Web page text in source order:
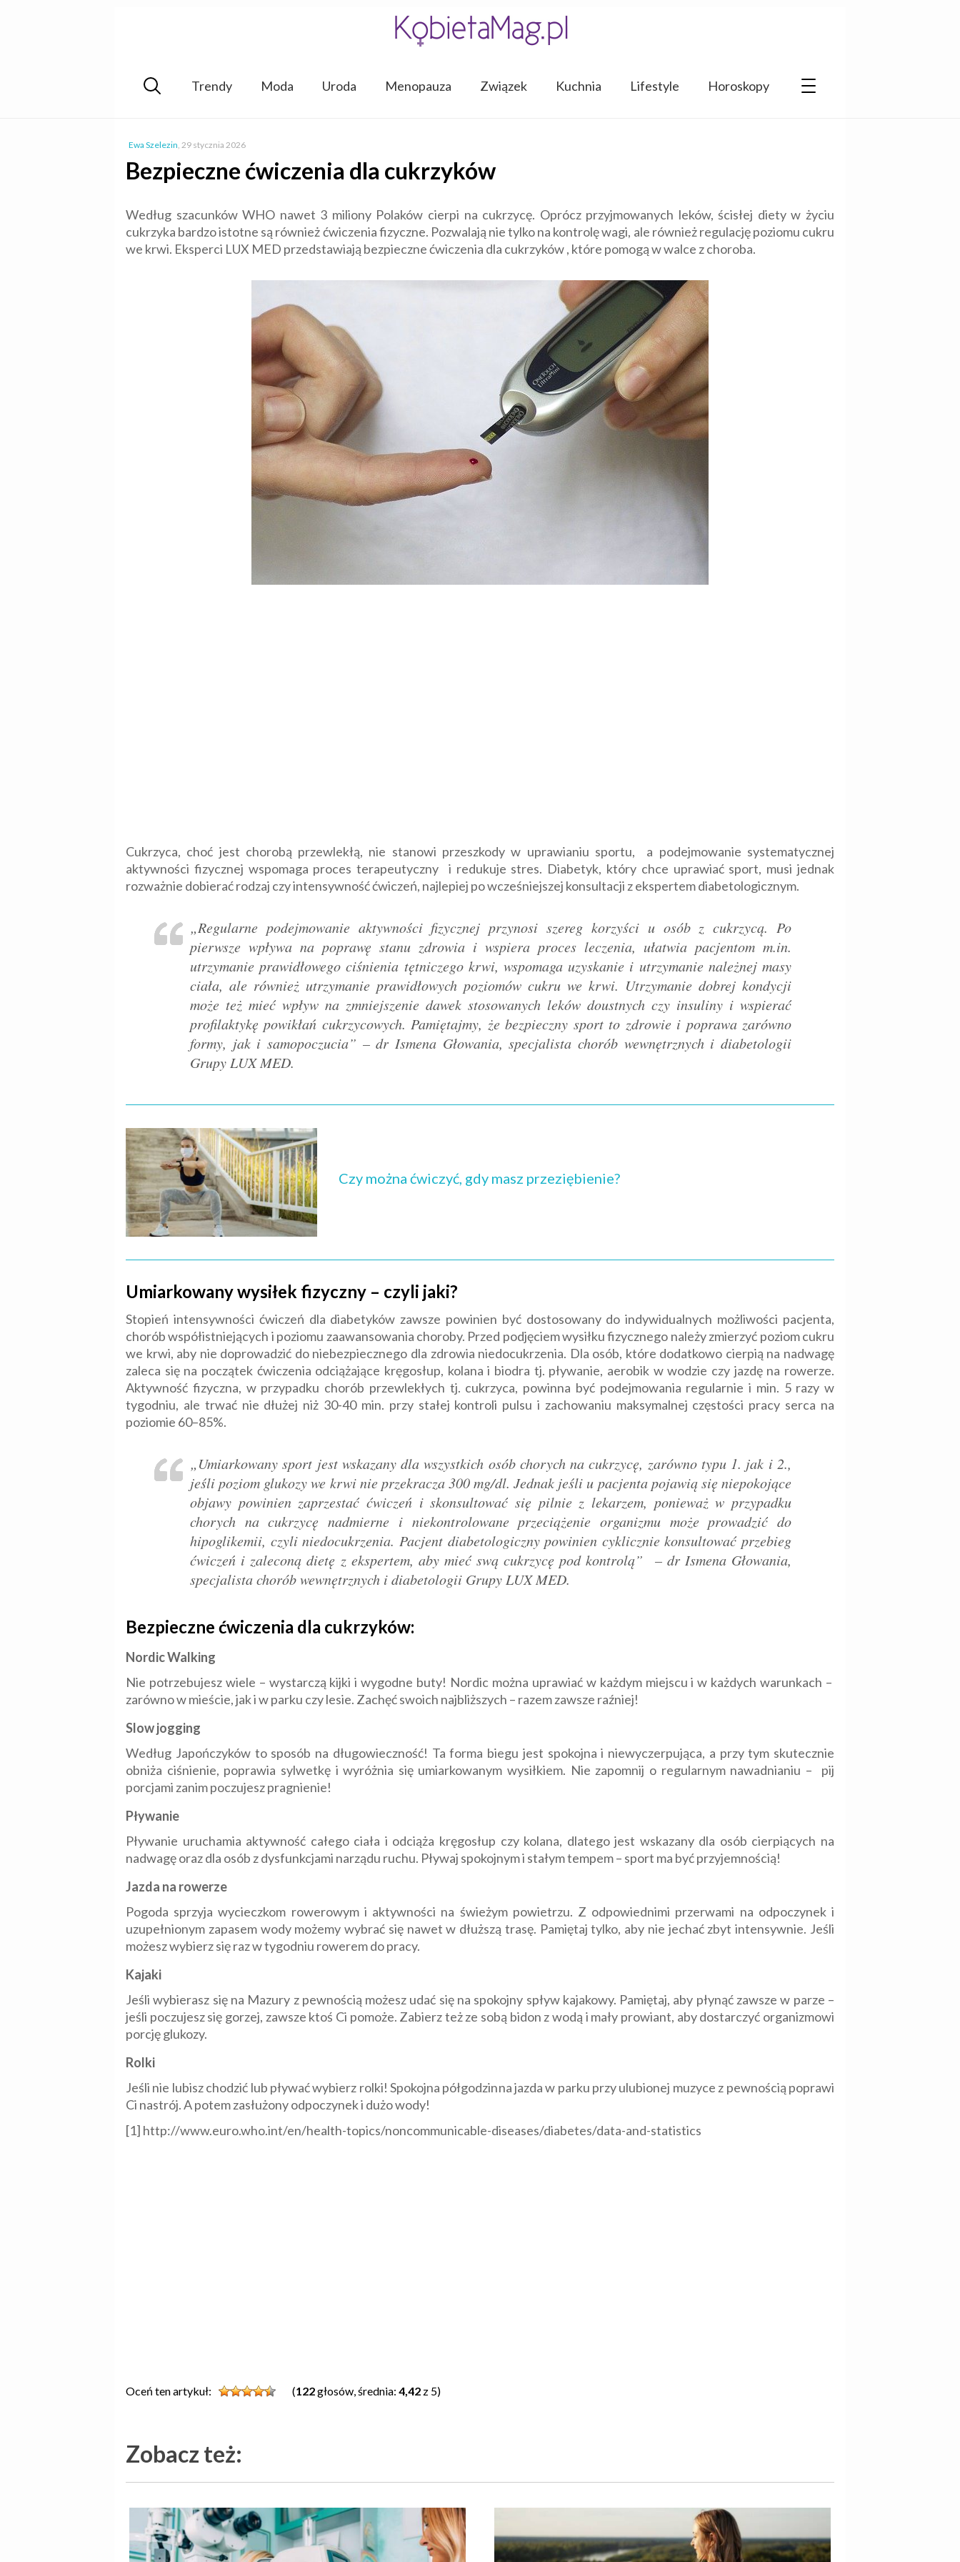
Trendy Moda Uroda Menopauza Związek Kuchnia Lifestyle Horoskopy
Ewa Szelezin, 29 stycznia 2026
Bezpieczne ćwiczenia dla cukrzyków
Według szacunków WHO nawet 3 miliony Polaków cierpi na cukrzycę. Oprócz przyjmowanych leków, ścisłej diety w życiu
cukrzyka bardzo istotne są również ćwiczenia fizyczne. Pozwalają nie tylko na kontrolę wagi, ale również regulację poziomu cukru
we krwi. Eksperci LUX MED przedstawiają bezpieczne ćwiczenia dla cukrzyków , które pomogą w walce z choroba.
Cukrzyca, choć jest chorobą przewlekłą, nie stanowi przeszkody w uprawianiu sportu, a podejmowanie systematycznej
aktywności fizycznej wspomaga proces terapeutyczny i redukuje stres. Diabetyk, który chce uprawiać sport, musi jednak
rozważnie dobierać rodzaj czy intensywność ćwiczeń, najlepiej po wcześniejszej konsultacji z ekspertem diabetologicznym.
„Regularne podejmowanie aktywności fizycznej przynosi szereg korzyści u osób z cukrzycą. Po
pierwsze wpływa na poprawę stanu zdrowia i wspiera proces leczenia, ułatwia pacjentom m.in.
utrzymanie prawidłowego ciśnienia tętniczego krwi, wspomaga uzyskanie i utrzymanie należnej masy
ciała, ale również utrzymanie prawidłowych poziomów cukru we krwi. Utrzymanie dobrej kondycji
może też mieć wpływ na zmniejszenie dawek stosowanych leków doustnych czy insuliny i wspierać
profilaktykę powikłań cukrzycowych. Pamiętajmy, że bezpieczny sport to zdrowie i poprawa zarówno
formy, jak i samopoczucia” –dr Ismena Głowania, specjalista chorób wewnętrznych i diabetologii
Grupy LUX MED.
Czy można ćwiczyć, gdy masz przeziębienie?
Umiarkowany wysiłek fizyczny – czyli jaki?
Stopień intensywności ćwiczeń dla diabetyków zawsze powinien być dostosowany do indywidualnych możliwości pacjenta,
chorób współistniejących i poziomu zaawansowania choroby. Przed podjęciem wysiłku fizycznego należy zmierzyć poziom cukru
we krwi, aby nie doprowadzić do niebezpiecznego dla zdrowia niedocukrzenia. Dla osób, które dodatkowo cierpią na nadwagę
zaleca się na początek ćwiczenia odciążające kręgosłup, kolana i biodra tj. pływanie, aerobik w wodzie czy jazdę na rowerze.
Aktywność fizyczna, w przypadku chorób przewlekłych tj. cukrzyca, powinna być podejmowania regularnie i min. 5 razy w
tygodniu, ale trwać nie dłużej niż 30-40 min. przy stałej kontroli pulsu i zachowaniu maksymalnej częstości pracy serca na
poziomie 60–85%.
„Umiarkowany sport jest wskazany dla wszystkich osób chorych na cukrzycę, zarówno typu 1. jak i 2.,
jeśli poziom glukozy we krwi nie przekracza 300 mg/dl. Jednak jeśli u pacjenta pojawią się niepokojące
objawy powinien zaprzestać ćwiczeń i skonsultować się pilnie z lekarzem, ponieważ w przypadku
chorych na cukrzycę nadmierne i niekontrolowane przeciążenie organizmu może prowadzić do
hipoglikemii, czyli niedocukrzenia. Pacjent diabetologiczny powinien cyklicznie konsultować przebieg
ćwiczeń i zaleconą dietę z ekspertem, aby mieć swą cukrzycę pod kontrolą” – dr Ismena Głowania,
specjalista chorób wewnętrznych i diabetologii Grupy LUX MED.
Bezpieczne ćwiczenia dla cukrzyków:
Nordic Walking
Nie potrzebujesz wiele – wystarczą kijki i wygodne buty! Nordic można uprawiać w każdym miejscu i w każdych warunkach –
zarówno w mieście, jak i w parku czy lesie. Zachęć swoich najbliższych – razem zawsze raźniej!
Slow jogging
Według Japończyków to sposób na długowieczność! Ta forma biegu jest spokojna i niewyczerpująca, a przy tym skutecznie
obniża ciśnienie, poprawia sylwetkę i wyróżnia się umiarkowanym wysiłkiem. Nie zapomnij o regularnym nawadnianiu – pij
porcjami zanim poczujesz pragnienie!
Pływanie
Pływanie uruchamia aktywność całego ciała i odciąża kręgosłup czy kolana, dlatego jest wskazany dla osób cierpiących na
nadwagę oraz dla osób z dysfunkcjami narządu ruchu. Pływaj spokojnym i stałym tempem – sport ma być przyjemnością!
Jazda na rowerze
Pogoda sprzyja wycieczkom rowerowym i aktywności na świeżym powietrzu. Z odpowiednimi przerwami na odpoczynek i
uzupełnionym zapasem wody możemy wybrać się nawet w dłuższą trasę. Pamiętaj tylko, aby nie jechać zbyt intensywnie. Jeśli
możesz wybierz się raz w tygodniu rowerem do pracy.
Kajaki
Jeśli wybierasz się na Mazury z pewnością możesz udać się na spokojny spływ kajakowy. Pamiętaj, aby płynąć zawsze w parze –
jeśli poczujesz się gorzej, zawsze ktoś Ci pomoże. Zabierz też ze sobą bidon z wodą i mały prowiant, aby dostarczyć organizmowi
porcję glukozy.
Rolki
Jeśli nie lubisz chodzić lub pływać wybierz rolki! Spokojna półgodzinna jazda w parku przy ulubionej muzyce z pewnością poprawi
Ci nastrój. A potem zasłużony odpoczynek i dużo wody!
[1] http://www.euro.who.int/en/health-topics/noncommunicable-diseases/diabetes/data-and-statistics
Oceń ten artykuł: (122głosów, średnia: 4,42 z 5)
Zobacz też: